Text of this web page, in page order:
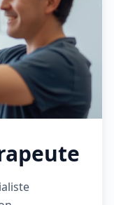
grande
humaines
charge le